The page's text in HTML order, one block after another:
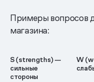
Примеры вопросов
магазина:
S (strengths) —
сильные
стороны
W